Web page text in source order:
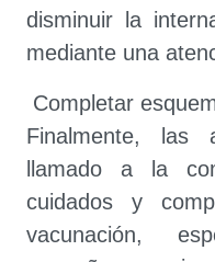
disminuir la
mediante una
Completar
Finalmente, las
llamado a la
cuidados y
vacunación,